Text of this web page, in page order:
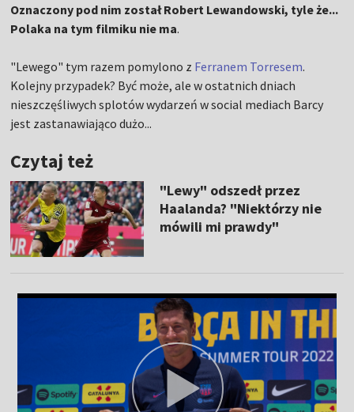
Oznaczony pod nim został Robert Lewandowski, tyle że...
Polaka na tym filmiku nie ma.
"Lewego" tym razem pomylono z Ferranem Torresem.
Kolejny przypadek? Być może, ale w ostatnich dniach
nieszczęśliwych splotów wydarzeń w social mediach Barcy
jest zastanawiająco dużo...
Czytaj też
"Lewy" odszedł przez
Haalanda? "Niektórzy nie
mówili mi prawdy"